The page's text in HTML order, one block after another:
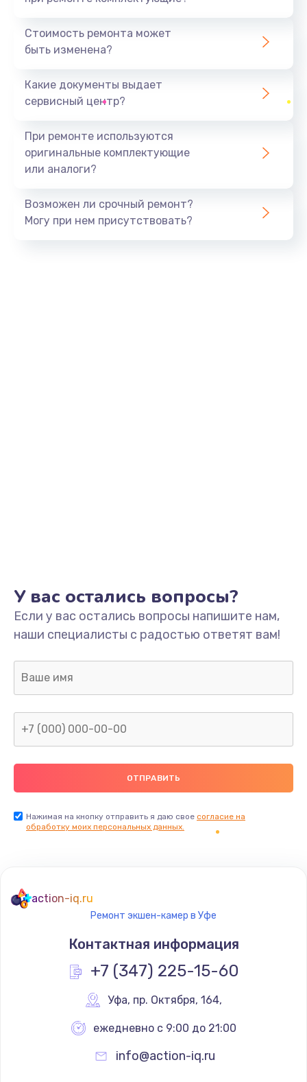
1600 руб.
Замена USB порта
Замена материнской платы
Заказать
Ремонт динамика
400 руб.
Заказать
Замена дисплея
1200 руб.
Заказать
Замена тачпада
1330 руб.
Заказать
Замена контроллера питания
Стоимость ремонта может
быть изменена?
Какие документы выдает
сервисный центр?
При ремонте используются
оригинальные комплектующие
или аналоги?
Возможен ли срочный ремонт?
Могу при нем присутствовать?
У вас остались вопросы?
Если у вас остались вопросы напишите нам,
наши специалисты с радостью ответят вам!
Нажимая на кнопку отправить я даю свое согласие на
обработку моих персональных данных.
action-iq.ru
Ремонт экшен-камер в Уфе
Контактная информация
+7 (347) 225-15-60
Уфа, пр. Октября, 164,
ежедневно с 9:00 до 21:00
info@action-iq.ru